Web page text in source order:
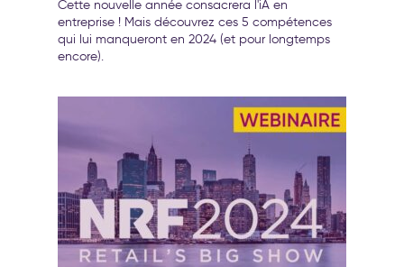
transformation de l’entreprise
Cette nouvelle année consacrera l'iA en
entreprise ! Mais découvrez ces 5 compétences
qui lui manqueront en 2024 (et pour longtemps
encore).